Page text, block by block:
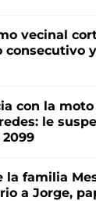
vecinal
consecutivo
con la
le
la familia
a Jorge,